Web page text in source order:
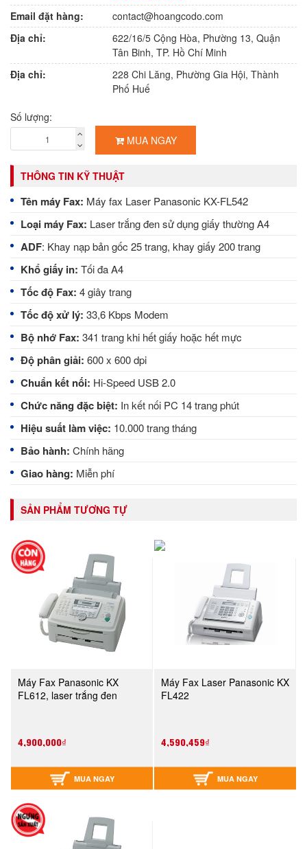
Email đặt hàng:
contact@hoangcodo.com
Địa chỉ:
622/16/5 Cộng Hòa, Phường 13, Quận
Tân Binh, TP. Hồ Chí Minh
Địa chỉ:
228 Chi Lăng, Phường Gia Hội, Thành
Phố Huế
Số lượng:
MUA NGAY
THÔNG TIN KỸ THUẬT
Tên máy Fax: Máy fax Laser Panasonic KX-FL542
Loại máy Fax: Laser trắng đen sử dụng giấy thường A4
ADF: Khay nạp bản gốc 25 trang, khay giấy 200 trang
Khổ giấy in: Tối đa A4
Tốc độ Fax: 4 giây trang
Tốc độ xử lý: 33,6 Kbps Modem
Bộ nhớ Fax: 341 trang khi hết giấy hoặc hết mực
Độ phân giải: 600 x 600 dpi
Chuẩn kết nối: Hi-Speed USB 2.0
Chức năng đặc biệt: In kết nối PC 14 trang phút
Hiệu suất làm việc: 10.000 trang tháng
Bảo hành: Chính hãng
Giao hàng: Miễn phí
SẢN PHẨM TƯƠNG TỰ
Máy Fax Panasonic KX
FL612, laser trắng đen
4,900,000₫
MUA NGAY
Máy Fax Laser Panasonic KX
FL422
4,590,459₫
MUA NGAY